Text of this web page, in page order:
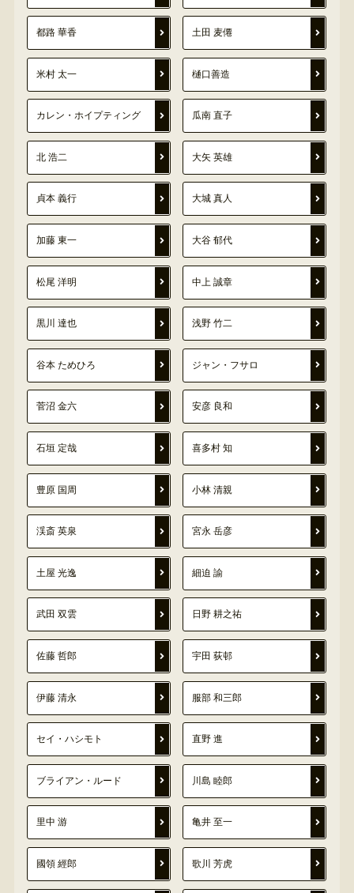
都路 華香 土田 麦僊
米村 太一 樋口善造
カレン・ホイプティング 瓜南 直子
北 浩二 大矢 英雄
貞本 義行 大城 真人
加藤 東一 大谷 郁代
松尾 洋明 中上 誠章
黒川 達也 浅野 竹二
谷本 ためひろ ジャン・フサロ
菅沼 金六 安彦 良和
石垣 定哉 喜多村 知
豊原 国周 小林 清親
渓斎 英泉 宮永 岳彦
土屋 光逸 細迫 諭
武田 双雲 日野 耕之祐
佐藤 哲郎 宇田 荻邨
伊藤 清永 服部 和三郎
セイ・ハシモト 直野 進
ブライアン・ルード 川島 睦郎
里中 游 亀井 至一
國領 經郎 歌川 芳虎